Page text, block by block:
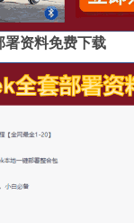
资料免费下载